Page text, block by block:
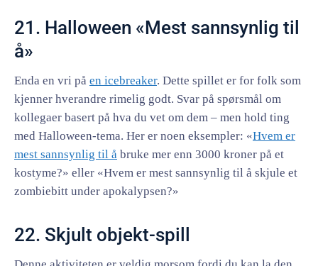
21. Halloween «Mest sannsynlig til
å»
Enda en vri på en icebreaker. Dette spillet er for folk som
kjenner hverandre rimelig godt. Svar på spørsmål om
kollegaer basert på hva du vet om dem – men hold ting
med Halloween-tema. Her er noen eksempler: «Hvem er
mest sannsynlig til å bruke mer enn 3000 kroner på et
kostyme?» eller «Hvem er mest sannsynlig til å skjule et
zombiebitt under apokalypsen?»
22. Skjult objekt-spill